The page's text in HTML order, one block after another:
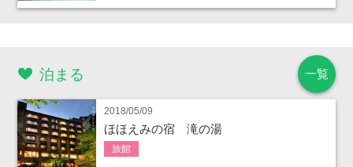
一覧
泊まる
2018/05/09
ほほえみの宿 滝の湯
旅館